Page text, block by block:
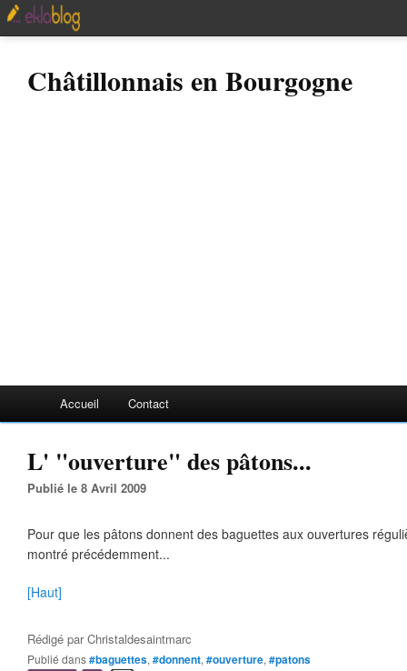
Châtillonnais en Bourgogne
Accueil Contact
L' "ouverture" des pâtons...
Publié le 8 Avril 2009
Pour que les pâtons donnent des baguettes aux ouvertures
montré précédemment...
[Haut]
Rédigé parChristaldesaintmarc
Publié dans#baguettes, #donnent, #ouverture, #patons